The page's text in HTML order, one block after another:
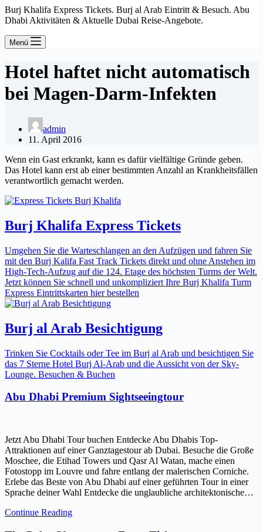
Burj Khalifa Express Tickets. Burj al Arab Eintritt & Besuch. Abu
Dhabi Aktivitäten & Aktuelle Dubai Reise-Angebote.
Menü
Hotel haftet nicht automatisch
bei Magen-Darm-Infekten
admin
11. April 2016
Wenn ein Gast erkrankt, kann es dafür vielfältige Gründe geben.
Das Hotel kann erst ab einer bestimmten Anzahl an Krankheitsfällen
verantwortlich gemacht werden.
Burj Khalifa Express Tickets
Umgehen Sie die Warteschlangen an den Aufzügen und fahren Sie
mit den Burj Kalifa Fast Track Tickets direkt und ohne Anstehen im
High-Tech-Aufzug auf die 124. Etage des höchsten Turms der Welt.
Jetzt können Sie schnell und unkompliziert Ihre Burj Khalifa Turm
Express Eintrittskarten hier bestellen
Burj al Arab Besichtigung
Trinken Sie Cocktails oder Tee im Burj al Arab und besichtigen Sie
das 7 Sterne Hotel Burj Al-Arab und die Aussicht von der Sky-
Lounge. Besuchen & Buchen
Abu Dhabi Premium Sightseeingtour
Jetzt Abu Dhabi Tour buchen Entdecke Abu Dhabis Top-
Attraktionen auf einer Ganztagestour ab Dubai. Besuche die Große
Moschee, die Etihad Towers und Qasr Al Watan, mache einen
Fotostopp im Louvre und fahre entlang der malerischen Corniche.
Erlebe das Beste von Abu Dhabi auf einer geführten Tour in einer
Sprache deiner Wahl Entdecke die unglaubliche architektonische…
Continue Reading